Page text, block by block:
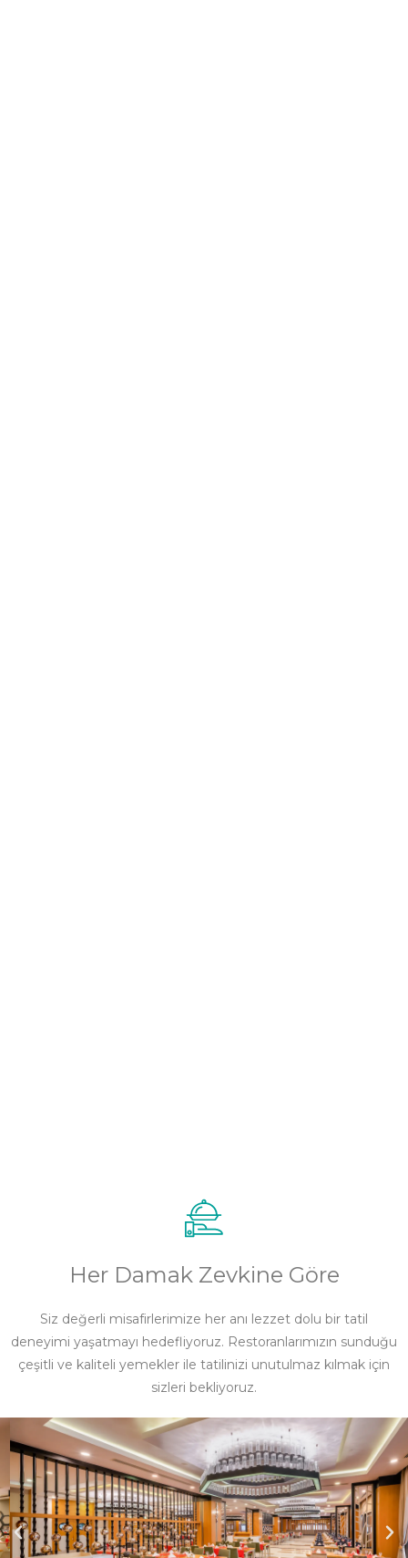
Her Damak Zevkine Göre
Siz değerli misafirlerimize her anı lezzet dolu bir tatil
deneyimi yaşatmayı hedefliyoruz. Restoranlarımızın sunduğu
çeşitli ve kaliteli yemekler ile tatilinizi unutulmaz kılmak için
sizleri bekliyoruz.